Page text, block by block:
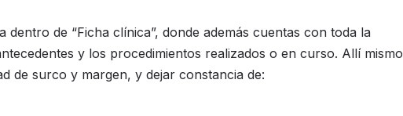
dentro de “Ficha clínica”, donde además cuentas con toda la
y los procedimientos realizados o en curso. Allí mismo
de surco y margen, y dejar constancia de: